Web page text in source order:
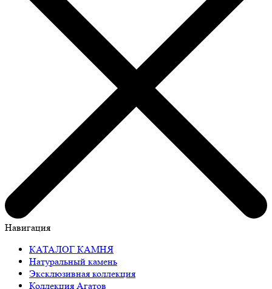
Навигация
КАТАЛОГ КАМНЯ
Натуральный камень
Эксклюзивная коллекция
Коллекция Агатов